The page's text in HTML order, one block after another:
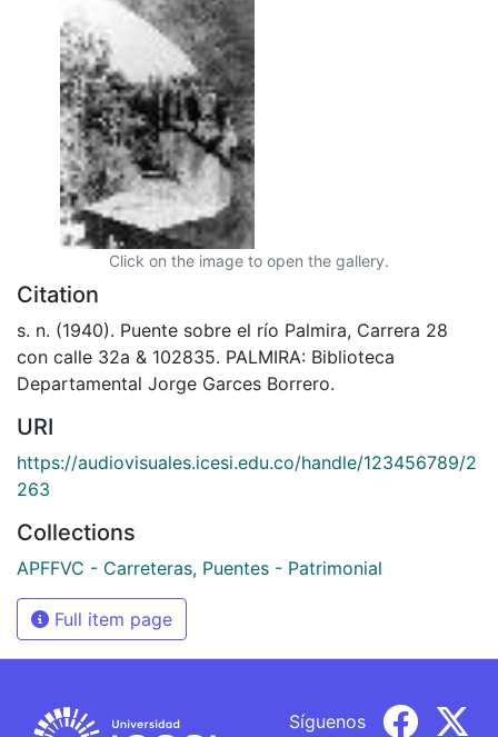
Click on the image to open the gallery.
Citation
s. n. (1940). Puente sobre el río Palmira, Carrera 28
con calle 32a & 102835. PALMIRA: Biblioteca
Departamental Jorge Garces Borrero.
URI
https://audiovisuales.icesi.edu.co/handle/123456789/2
263
Collections
APFFVC - Carreteras, Puentes - Patrimonial
Full item page
Síguenos